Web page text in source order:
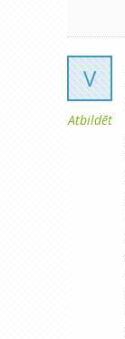
V
Atbildēt